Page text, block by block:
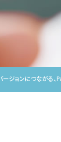
ージョンにつながる